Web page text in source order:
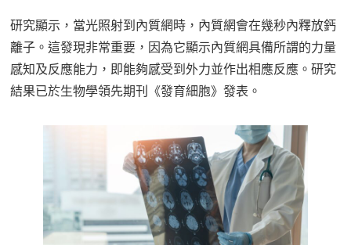
研究顯示，當光照射到內質網時，內質網會在幾秒內釋放鈣
離子。這發現非常重要，因為它顯示內質網具備所謂的力量
感知及反應能力，即能夠感受到外力並作出相應反應。研究
結果已於生物學領先期刊《發育細胞》發表。